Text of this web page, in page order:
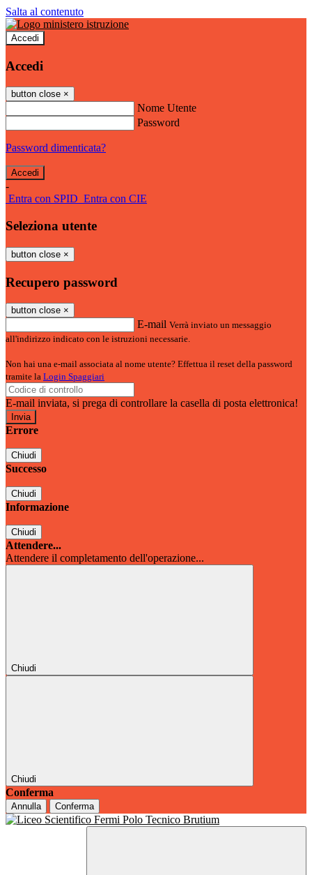
Salta al contenuto
Accedi
Accedi
button close ×
Nome Utente
Password
Password dimenticata?
-
Entra con SPID Entra con CIE
Seleziona utente
button close ×
Recupero password
button close ×
E-mail Verrà inviato un messaggio
all'indirizzo indicato con le istruzioni necessarie.
Non hai una e-mail associata al nome utente? Effettua il reset della password
tramite la Login Spaggiari
E-mail inviata, si prega di controllare la casella di posta elettronica!
Errore
Chiudi
Successo
Chiudi
Informazione
Chiudi
Attendere...
Attendere il completamento dell'operazione...
Chiudi
Chiudi
Conferma
Annulla Conferma